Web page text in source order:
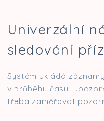
Univerzální
sledování
Systém ukládá
v průběhu času.
třeba zaměřovat